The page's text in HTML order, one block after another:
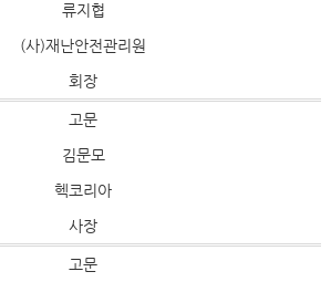
류지협
(사)재난안전관리원
회장
고문
김문모
헥코리아
사장
고문